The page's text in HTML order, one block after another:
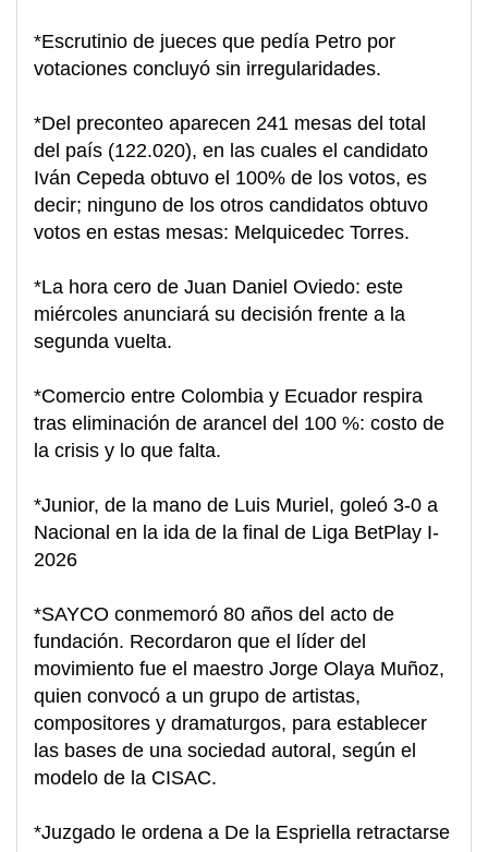
*Escrutinio de jueces que pedía Petro por
votaciones concluyó sin irregularidades.
*Del preconteo aparecen 241 mesas del total
del país (122.020), en las cuales el candidato
Iván Cepeda obtuvo el 100% de los votos, es
decir; ninguno de los otros candidatos obtuvo
votos en estas mesas: Melquicedec Torres.
*La hora cero de Juan Daniel Oviedo: este
miércoles anunciará su decisión frente a la
segunda vuelta.
*Comercio entre Colombia y Ecuador respira
tras eliminación de arancel del 100 %: costo de
la crisis y lo que falta.
*Junior, de la mano de Luis Muriel, goleó 3-0 a
Nacional en la ida de la final de Liga BetPlay I-
2026
*SAYCO conmemoró 80 años del acto de
fundación. Recordaron que el líder del
movimiento fue el maestro Jorge Olaya Muñoz,
quien convocó a un grupo de artistas,
compositores y dramaturgos, para establecer
las bases de una sociedad autoral, según el
modelo de la CISAC.
*Juzgado le ordena a De la Espriella retractarse